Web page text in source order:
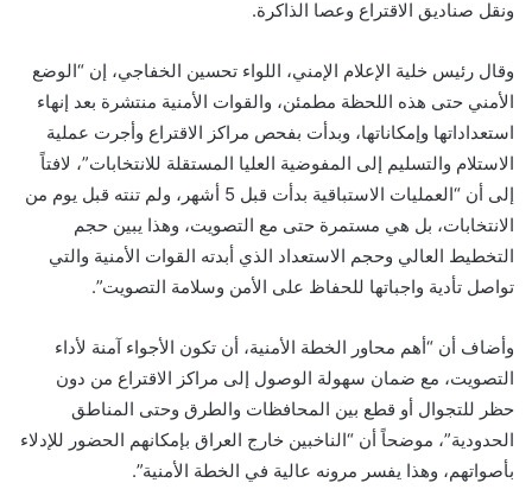
ونقل صناديق الاقتراع وعصا الذاكرة.
وقال رئيس خلية الإعلام الإمني، اللواء تحسين الخفاجي، إن “الوضع
الأمني حتى هذه اللحظة مطمئن، والقوات الأمنية منتشرة بعد إنهاء
استعداداتها وإمكاناتها، وبدأت بفحص مراكز الاقتراع وأجرت عملية
الاستلام والتسليم إلى المفوضية العليا المستقلة للانتخابات”، لافتاً
إلى أن “العمليات الاستباقية بدأت قبل 5 أشهر، ولم تنته قبل يوم من
الانتخابات، بل هي مستمرة حتى مع التصويت، وهذا يبين حجم
التخطيط العالي وحجم الاستعداد الذي أبدته القوات الأمنية والتي
تواصل تأدية واجباتها للحفاظ على الأمن وسلامة التصويت”.
وأضاف أن “أهم محاور الخطة الأمنية، أن تكون الأجواء آمنة لأداء
التصويت، مع ضمان سهولة الوصول إلى مراكز الاقتراع من دون
حظر للتجوال أو قطع بين المحافظات والطرق وحتى المناطق
الحدودية”، موضحاً أن “الناخبين خارج العراق بإمكانهم الحضور للإدلاء
بأصواتهم، وهذا يفسر مرونه عالية في الخطة الأمنية”.